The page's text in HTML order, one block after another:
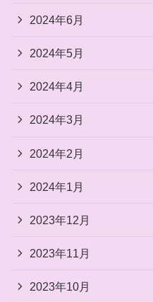
2024年6月
2024年5月
2024年4月
2024年3月
2024年2月
2024年1月
2023年12月
2023年11月
2023年10月